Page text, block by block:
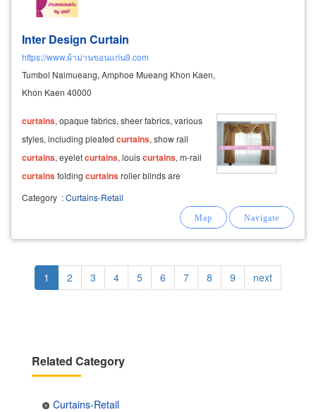
Inter Design Curtain
https://www.ผ้าม่านขอนแก่น9.com
Tumbol Naimueang, Amphoe Mueang Khon Kaen,
Khon Kaen 40000
curtains, opaque fabrics, sheer fabrics, various
styles, including pleated curtains, show rail
curtains, eyeletcurtains, louiscurtains, m-rail
curtainsfolding curtainsroller blinds are
available in 3 types: dim out, black out and
Category :Curtains-Retail
Pagination
Current
page
1 Page
2 Page
3 Page
4 Page
5 Page
6 Page
7 Page
8 Page
9
Next
page
next
Related Category
Curtains-Retail